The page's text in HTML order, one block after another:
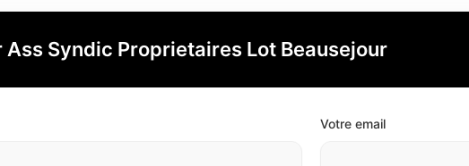
Ass Syndic Proprietaires Lot Beausejour
Votre email